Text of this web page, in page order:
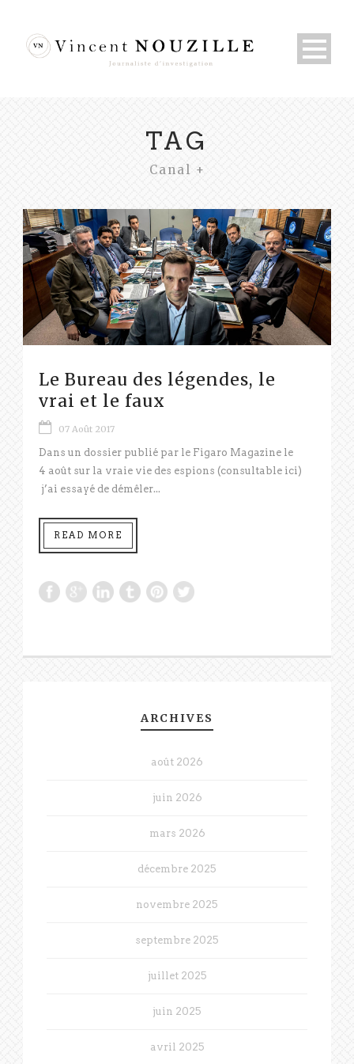
TAG
Canal +
Le Bureau des légendes, le
vrai et le faux
07 Août 2017
Dans un dossier publié par le Figaro Magazine le
4 août sur la vraie vie des espions (consultable ici)
j’ai essayé de démêler...
READ MORE
ARCHIVES
août 2026
juin 2026
mars 2026
décembre 2025
novembre 2025
septembre 2025
juillet 2025
juin 2025
avril 2025